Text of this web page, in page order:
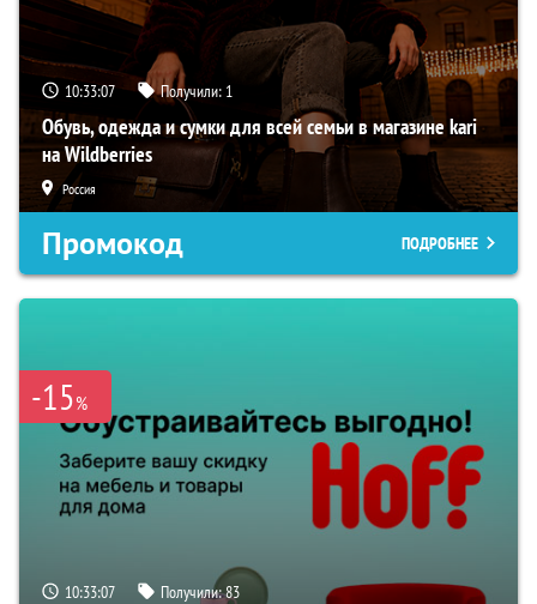
10:33:06 Получили: 1
Обувь, одежда и сумки для всей семьи в магазине kari
на Wildberries
Россия
Промокод ПОДРОБНЕЕ
-15%
10:33:06 Получили:83